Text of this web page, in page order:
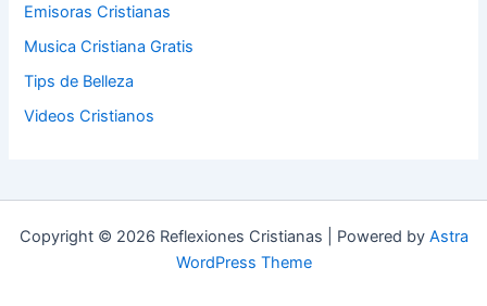
Emisoras Cristianas
Musica Cristiana Gratis
Tips de Belleza
Videos Cristianos
Copyright © 2026 Reflexiones Cristianas | Powered by Astra
WordPress Theme